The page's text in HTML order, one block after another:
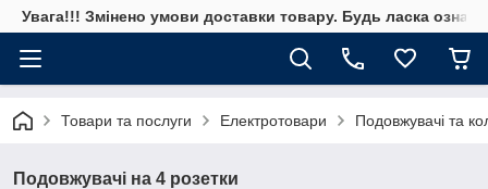
Увага!!! Змінено умови доставки товару. Будь ласка
Товари та послуги Електротовари Подовжувачi та
Подовжувачі на 4 розетки